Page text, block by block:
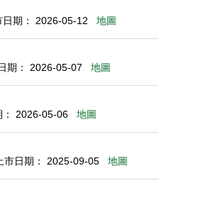
日期： 2026-05-12 地圖
期： 2026-05-07 地圖
： 2026-05-06 地圖
上市日期： 2025-09-05 地圖